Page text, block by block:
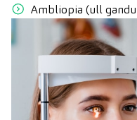
Ambliopia (ull